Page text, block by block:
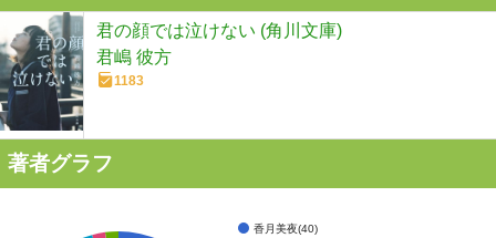
君の顔では泣けない (角川文庫)
君嶋 彼方
1183
著者グラフ
香月美夜(40)